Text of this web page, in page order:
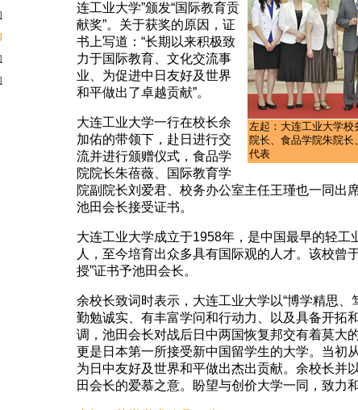
左起：大连工业大学校
院长、食品学院朱院
代表
连工业大学”颁发“国际教育贡
献奖”。关于获奖的原因，证
书上写道：“长期以来积极致
力于国际教育、文化交流事
业、为促进中日友好及世界
和平做出了卓越贡献”。
大连工业大学一行在校长余
加佑的带领下，赴日进行交
流并进行颁赠仪式，食品学
院院长朱蓓薇、国际教育学
院副院长刘爱君、校务办公室主任王瑾也一同出
池田会长接受证书。
大连工业大学成立于1958年，是中国最早的轻工
人，至今培育出众多具有国际观的人才。该校曾
授”证书予池田会长。
余校长致词时表示，大连工业大学以“博学精思、
勤勉诚实、有丰富学问和行动力、以及具备开拓
调，池田会长对战后日中两国恢复邦交有着莫大
更是日本第一所接受新中国留学生的大学。当初
为日中友好及世界和平做出杰出贡献。余校长并
田会长的爱慕之意。盼望与创价大学一同，致力